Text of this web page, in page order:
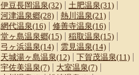
伊豆長岡温泉(32)
土肥温泉(31)
河津温泉郷(28)
熱川温泉(21)
網代温泉(16)
修善寺温泉(16)
堂ヶ島温泉郷(15)
稲取温泉(15)
弓ヶ浜温泉(14)
雲見温泉(14)
天城湯ヶ島温泉(12)
下賀茂温泉(11)
宇佐美温泉(7)
大室温泉(7)